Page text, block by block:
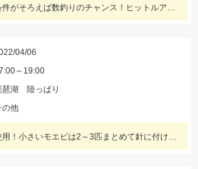
バチ抜け多数で条件がそろえば数釣りのチャンス！ヒットルアーはジップベイツのクロストリガー
04/06
～19:00
琶湖 陸っぱり
の他
エサはモエビを使用！小さいモエビは2～3匹まとめて針に付けるのがオススメ！